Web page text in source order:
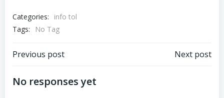
Categories:
info tol
Tags:
No Tag
Navigasi
pos
Previous post
NavigasiNext post
No responses yet